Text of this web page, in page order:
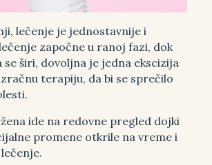
lečenje je jednostavnije i
započne u ranoj fazi, dok
se širi, dovoljna je jedna ekscizija
terapiju, da bi se sprečilo
ide na redovne pregled dojki
promene otkrile na vreme i